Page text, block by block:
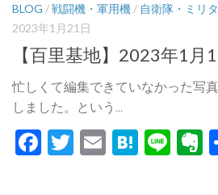
BLOG /戦闘機・軍用機 / 自衛隊・ミリ
2023年1月21日
【百里基地】2023年1月
忙しくて編集できていなかった写
しました。という...
Facebook
Twitter
Email Line